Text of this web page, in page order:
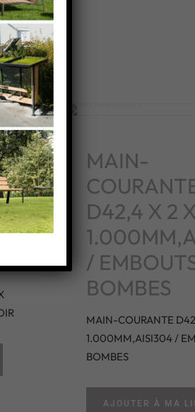
MAIN-
D42,4 X 2 X
/
BOMBES
MAIN-COURANTE
1.000MM,AISI304 /
BOMBES
AJOUTER À MA